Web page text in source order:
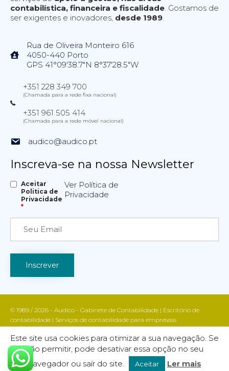
contabilística, financeira e fiscalidade. Gostamos de
ser exigentes e inovadores, desde 1989.
Rua de Oliveira Monteiro 616
4050-440 Porto
GPS 41°09'38.7"N 8°37'28.5"W
+351 228 349 700
(Chamada para a rede fixa nacional)
+351 961 505 414
(Chamada para a rede móvel nacional)
audico@audico.pt
Inscreva-se na nossa Newsletter
Aceitar
Politica de
Privacidade
*
Ver Política de
Privacidade
© 1989 / 2026 - Audico - Gabinete de Contabilidade | Escritório de
contabilidade | Serviços de contabilidade para empresass
Apoio fiscal e contabilístico | Contabilidade e gestão empresarial | Todos
os direitos reservados | AUDICO marca registada INPI nº 755988
Política de Privacidade| DESIGN & CODE BY:FINALWEBSITE
Este site usa cookies para otimizar a sua navegação. Se
não permitir, pode desativar essa opção no seu
navegador ou saír do site.
Aceitar Ler mais